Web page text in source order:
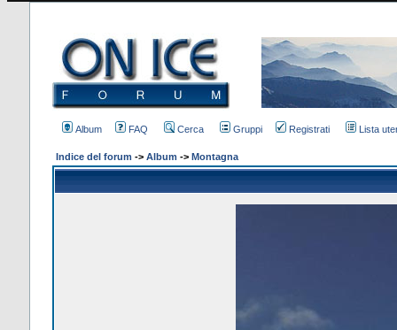
Album FAQ Cerca Gruppi Registrati Lista
Indice del forum -> Album -> Montagna